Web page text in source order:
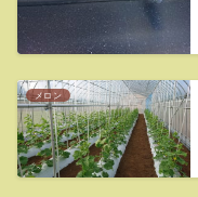
メロン